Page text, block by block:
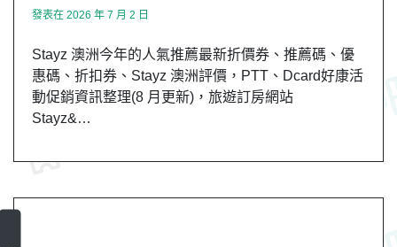
發表在 2026 年 7 月 2 日
Stayz 澳洲今年的人氣推薦最新折價券、推薦碼、優
惠碼、折扣券、Stayz 澳洲評價，PTT、Dcard好康活
動促銷資訊整理(8 月更新)，旅遊訂房網站
Stayz&…